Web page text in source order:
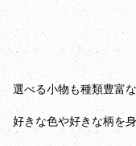
選べる小物も種類豊富
好きな色や好きな柄を